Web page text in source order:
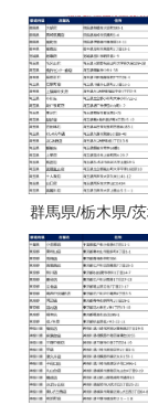
群馬県/栃木県/